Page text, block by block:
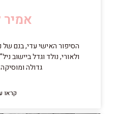
אמיר
הסיפור האישי עדי, בנם של
ולאורי, נולד וגדל ביישוב
גדולה
קראו